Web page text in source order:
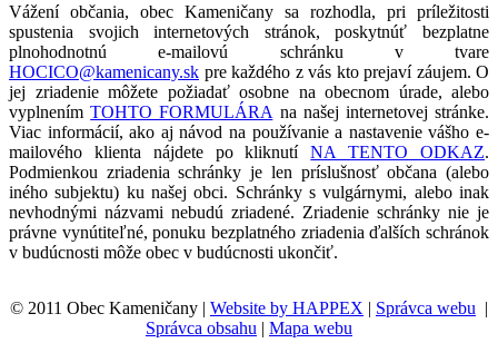
Vážení občania, obec Kameničany sa rozhodla, pri príležitosti
spustenia svojich internetových stránok, poskytnúť bezplatne
plnohodnotnú e-mailovú schránku v tvare
HOCICO@kamenicany.sk pre každého z vás kto prejaví záujem. O
jej zriadenie môžete požiadať osobne na obecnom úrade, alebo
vyplnenímTOHTO FORMULÁRA na našej internetovej stránke.
Viac informácií, ako aj návod na používanie a nastavenie vášho e-
mailového klienta nájdete po kliknutíNA TENTO ODKAZ.
Podmienkou zriadenia schránky je len príslušnosť občana (alebo
iného subjektu) ku našej obci. Schránky s vulgárnymi, alebo inak
nevhodnými názvami nebudú zriadené. Zriadenie schránky nie je
právne vynútiteľné, ponuku bezplatného zriadenia ďalších schránok
v budúcnosti môže obec v budúcnosti ukončiť.
© 2011 Obec Kameničany | Website by HAPPEX | Správca webu |
Správca obsahu | Mapa webu